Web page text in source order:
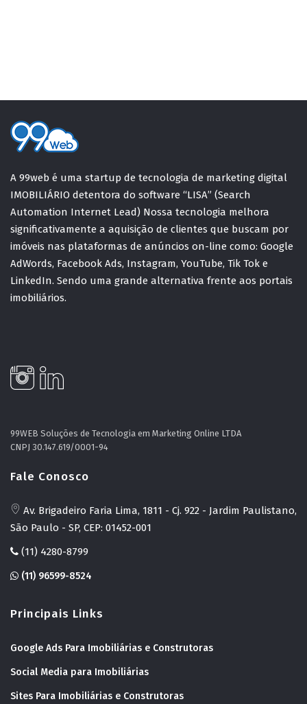
A 99web é uma startup de tecnologia de marketing digital
IMOBILIÁRIO detentora do software “LISA” (Search
Automation Internet Lead) Nossa tecnologia melhora
significativamente a aquisição de clientes que buscam por
imóveis nas plataformas de anúncios on-line como: Google
AdWords, Facebook Ads, Instagram, YouTube, Tik Tok e
LinkedIn. Sendo uma grande alternativa frente aos portais
imobiliários.
99WEB Soluções de Tecnologia em Marketing Online LTDA
CNPJ 30.147.619/0001-94
Fale Conosco
Av. Brigadeiro Faria Lima, 1811 - Cj. 922 - Jardim Paulistano,
São Paulo - SP, CEP: 01452-001
(11) 4280-8799
(11) 96599-8524
Principais Links
Google Ads Para Imobiliárias e Construtoras
Social Media para Imobiliárias
Sites Para Imobiliárias e Construtoras